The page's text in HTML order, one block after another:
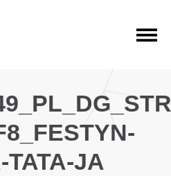
TATA-JA